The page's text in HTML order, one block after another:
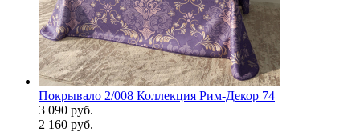
Покрывало 2/008 Коллекция Рим-Декор 74
3 090 руб.
2 160 руб.